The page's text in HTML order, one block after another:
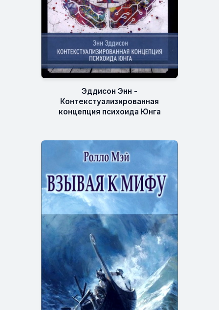
Эддисон Энн -
Контекстуализированная
концепция психоида Юнга